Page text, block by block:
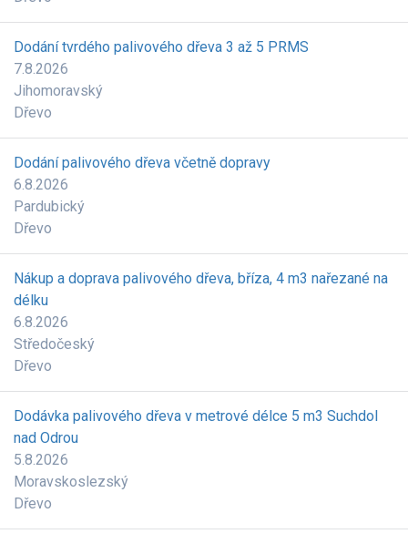
Dodání tvrdého palivového dřeva 3 až 5 PRMS
7.8.2026
Jihomoravský
Dřevo
Dodání palivového dřeva včetně dopravy
6.8.2026
Pardubický
Dřevo
Nákup a doprava palivového dřeva, bříza, 4 m3 nařezané na
délku
6.8.2026
Středočeský
Dřevo
Dodávka palivového dřeva v metrové délce 5 m3 Suchdol
nad Odrou
5.8.2026
Moravskoslezský
Dřevo